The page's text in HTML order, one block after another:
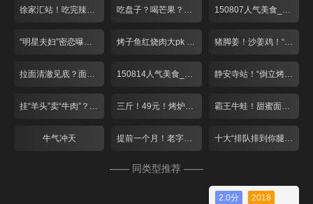
徐家汇站！吃完辣的 来点冰的 吃盘子？喝芒果？夏日里的小清新！ 150807人气美食_001
“明星夫妇”密恋曝光？绝妙搭配酸爽一夏！ 烤子鱼红烧肉大pk 爆笑游戏赢免单！ 猪脚姜！沙姜鸡！“空调病”驱寒气
拉面清澈见底？面包比头大？ 150814人气美食_001 静安寺站！“倒立烤鱼”遇上猫咪蛋糕
挂“羊头”卖“牛肉”？双层火锅大对决！ 三斤！49元！烤炉“蹦”出大牛蛙 霸王牛蛙！甜蜜面包！这个七夕去张江！
牛气冲天 提前一个月！老字号月饼排队忙 十大“排队排到你腿软”餐厅
—— 同类型推荐 ——
2.0分 2018